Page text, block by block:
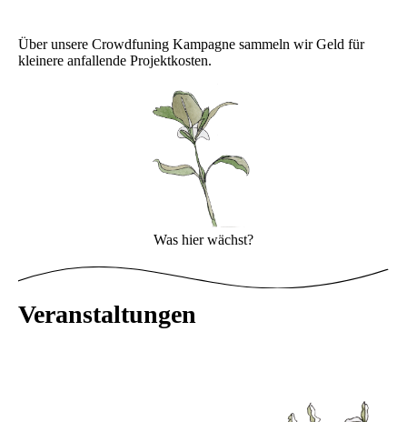
Über unsere Crowdfuning Kampagne sammeln wir Geld für
kleinere anfallende Projektkosten.
Was hier wächst?
Veranstaltungen